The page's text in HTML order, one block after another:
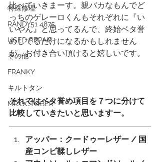
特殊修理
RANDY51 4875
USED REPAIR
その他
FRANKY
キルトタン
MR.OCTOBER
比べていきまーす。親バカなもんでど
っちのゲレーロくんもそれぞれに『い
いやん』と思ってるんで、終始ベタ誉
めしてるだけになるかもしれません
が、お付き合い頂けると嬉しいです。
それではベタ誉め項目を７つに分けて
比較していきたいと思いますー。
アッパー：クードゥーレザー / 国
産コンビ鞣しレザー